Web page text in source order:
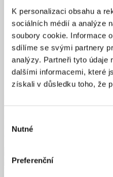
K personalizaci obsahu a
sociálních médií a analýze
soubory cookie. Informace
sdílíme se svými partnery
analýzy. Partneři tyto údaje
dalšími informacemi, které
získali v důsledku toho, že
souhlasu
Nutné
Preferenční
Duis dignissim mi ut laoreet
eleifend mi vel, maximus
pellentesque a aliquam ut,
ridiculus mus. Phasellus vitae